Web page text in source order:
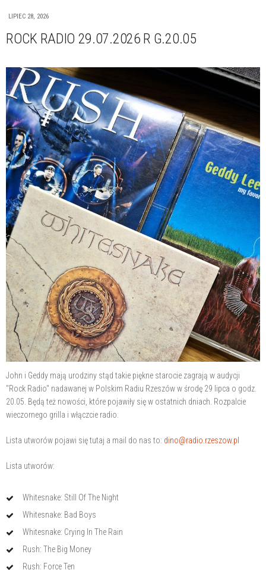
LIPIEC 28, 2026
ROCK RADIO 29.07.2026 R G.20.05
John i Geddy mają urodziny stąd takie piękne starocie zagrają w audycji
"Rock Radio" nadawanej w Polskim Radiu Rzeszów w środę 29 lipca o godz.
20.05. Będą też nowości, które pojawiły się w ostatnich dniach. Rozpalcie
wieczornego grilla i włączcie radio.
Lista utworów pojawi się tutaj a mail do nas to: dino@radio.rzeszow.pl
Lista utworów:
Whitesnake: Still Of The Night
Whitesnake: Bad Boys
Whitesnake: Crying In The Rain
Rush: The Big Money
Rush: Force Ten